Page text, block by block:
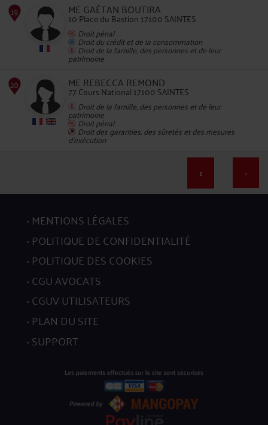
15 ME GAÉTAN BOUTIRA
10 Place du Bastion 17100 SAINTES
Droit pénal
Droit du crédit et de la consommation
Droit de la famille, des personnes et de leur
patrimoine
ME REBECCA REMOND
77 Cours National 17100 SAINTES
Droit de la famille, des personnes et de leur
patrimoine
Droit pénal
Droit des garanties, des sûretés et des mesures
d'exécution
1 >
MENTIONS LÉGALES
POLITIQUE DE CONFIDENTIALITÉ
POLITIQUE DES COOKIES
CGU AVOCATS
CGUV UTILISATEURS
PLAN DU SITE
SUPPORT